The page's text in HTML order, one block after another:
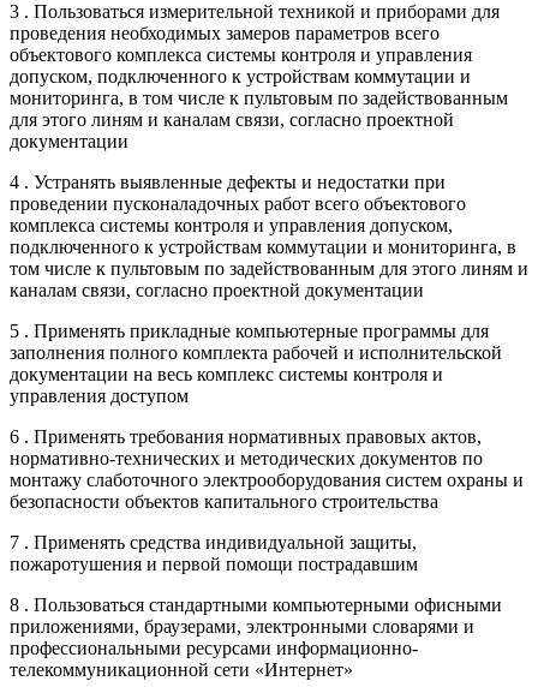
3 . Пользоваться измерительной техникой и приборами для
проведения необходимых замеров параметров всего
объектового комплекса системы контроля и управления
допуском, подключенного к устройствам коммутации и
мониторинга, в том числе к пультовым по задействованным
для этого линям и каналам связи, согласно проектной
документации
4 . Устранять выявленные дефекты и недостатки при
проведении пусконаладочных работ всего объектового
комплекса системы контроля и управления допуском,
подключенного к устройствам коммутации и мониторинга, в
том числе к пультовым по задействованным для этого линям и
каналам связи, согласно проектной документации
5 . Применять прикладные компьютерные программы для
заполнения полного комплекта рабочей и исполнительской
документации на весь комплекс системы контроля и
управления доступом
6 . Применять требования нормативных правовых актов,
нормативно-технических и методических документов по
монтажу слаботочного электрооборудования систем охраны и
безопасности объектов капитального строительства
7 . Применять средства индивидуальной защиты,
пожаротушения и первой помощи пострадавшим
8 . Пользоваться стандартными компьютерными офисными
приложениями, браузерами, электронными словарями и
профессиональными ресурсами информационно-
телекоммуникационной сети «Интернет»